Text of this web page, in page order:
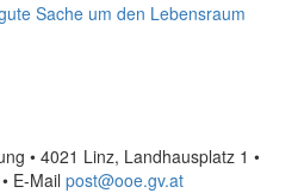
Sache um den Lebensraum
• 4021 Linz, Landhausplatz 1 •
• E-Mail post@ooe.gv.at